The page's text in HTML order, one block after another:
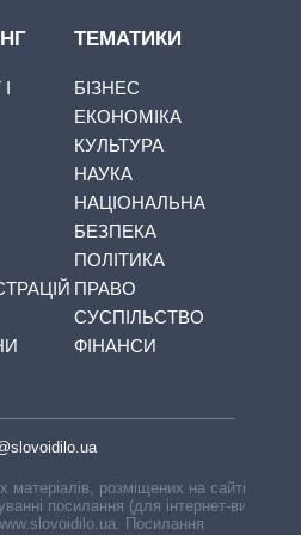
ТЕМАТИКИ
БІЗНЕС
ЕКОНОМІКА
КУЛЬТУРА
НАУКА
НАЦІОНАЛЬНА
БЕЗПЕКА
ПОЛІТИКА
ПРАВО
СУСПІЛЬСТВО
ФІНАНСИ
матеріалів, розміщених на сайті,
посилання (для інтернет-видань
Посилання